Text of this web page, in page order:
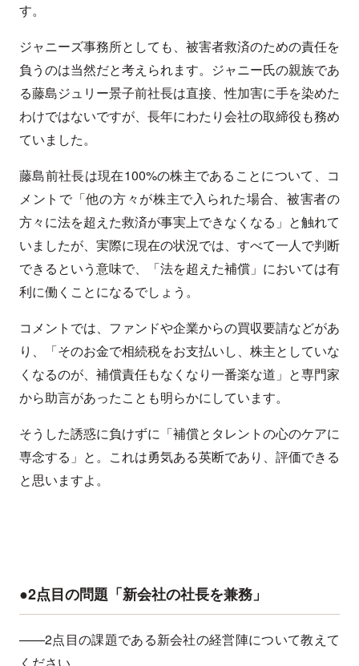
す。
ジャニーズ事務所としても、被害者救済のための責任を
負うのは当然だと考えられます。ジャニー氏の親族であ
る藤島ジュリー景子前社長は直接、性加害に手を染めた
わけではないですが、長年にわたり会社の取締役も務め
ていました。
藤島前社長は現在100%の株主であることについて、コ
メントで「他の方々が株主で入られた場合、被害者の
方々に法を超えた救済が事実上できなくなる」と触れて
いましたが、実際に現在の状況では、すべて一人で判断
できるという意味で、「法を超えた補償」においては有
利に働くことになるでしょう。
コメントでは、ファンドや企業からの買収要請などがあ
り、「そのお金で相続税をお支払いし、株主としていな
くなるのが、補償責任もなくなり一番楽な道」と専門家
から助言があったことも明らかにしています。
そうした誘惑に負けずに「補償とタレントの心のケアに
専念する」と。これは勇気ある英断であり、評価できる
と思いますよ。
●2点目の問題「新会社の社長を兼務」
——2点目の課題である新会社の経営陣について教えて